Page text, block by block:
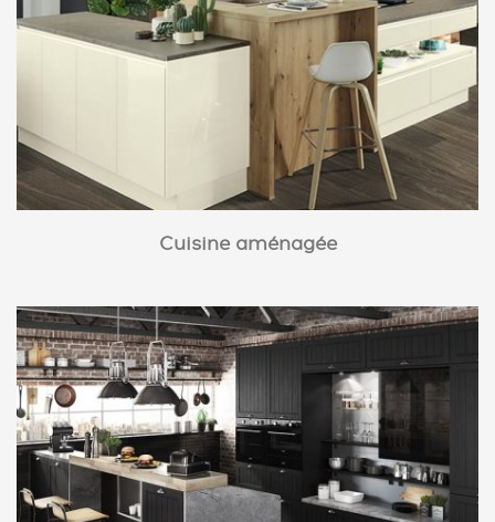
Cuisine aménagée